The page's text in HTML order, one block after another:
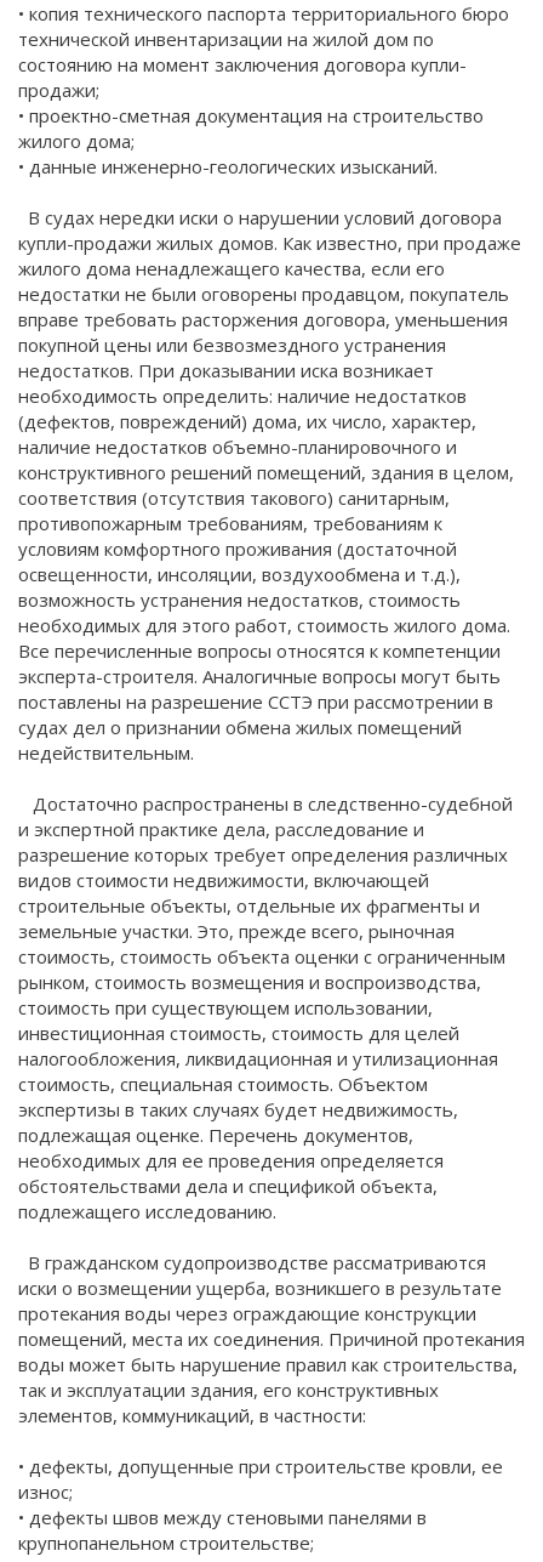
• копия технического паспорта территориального бюро
технической инвентаризации на жилой дом по
состоянию на момент заключения договора купли-
продажи;
• проектно-сметная документация на строительство
жилого дома;
• данные инженерно-геологических изысканий.
В судах нередки иски о нарушении условий договора
купли-продажи жилых домов. Как известно, при продаже
жилого дома ненадлежащего качества, если его
недостатки не были оговорены продавцом, покупатель
вправе требовать расторжения договора, уменьшения
покупной цены или безвозмездного устранения
недостатков. При доказывании иска возникает
необходимость определить: наличие недостатков
(дефектов, повреждений) дома, их число, характер,
наличие недостатков объемно-планировочного и
конструктивного решений помещений, здания в целом,
соответствия (отсутствия такового) санитарным,
противопожарным требованиям, требованиям к
условиям комфортного проживания (достаточной
освещенности, инсоляции, воздухообмена и т.д.),
возможность устранения недостатков, стоимость
необходимых для этого работ, стоимость жилого дома.
Все перечисленные вопросы относятся к компетенции
эксперта-строителя. Аналогичные вопросы могут быть
поставлены на разрешение ССТЭ при рассмотрении в
судах дел о признании обмена жилых помещений
недействительным.
Достаточно распространены в следственно-судебной
и экспертной практике дела, расследование и
разрешение которых требует определения различных
видов стоимости недвижимости, включающей
строительные объекты, отдельные их фрагменты и
земельные участки. Это, прежде всего, рыночная
стоимость, стоимость объекта оценки с ограниченным
рынком, стоимость возмещения и воспроизводства,
стоимость при существующем использовании,
инвестиционная стоимость, стоимость для целей
налогообложения, ликвидационная и утилизационная
стоимость, специальная стоимость. Объектом
экспертизы в таких случаях будет недвижимость,
подлежащая оценке. Перечень документов,
необходимых для ее проведения определяется
обстоятельствами дела и спецификой объекта,
подлежащего исследованию.
В гражданском судопроизводстве рассматриваются
иски о возмещении ущерба, возникшего в результате
протекания воды через ограждающие конструкции
помещений, места их соединения. Причиной протекания
воды может быть нарушение правил как строительства,
так и эксплуатации здания, его конструктивных
элементов, коммуникаций, в частности:
• дефекты, допущенные при строительстве кровли, ее
износ;
• дефекты швов между стеновыми панелями в
крупнопанельном строительстве;